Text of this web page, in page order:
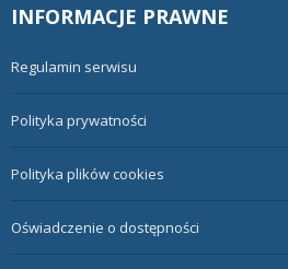
INFORMACJE PRAWNE
Regulamin serwisu
Polityka prywatności
Polityka plików cookies
Oświadczenie o dostępności